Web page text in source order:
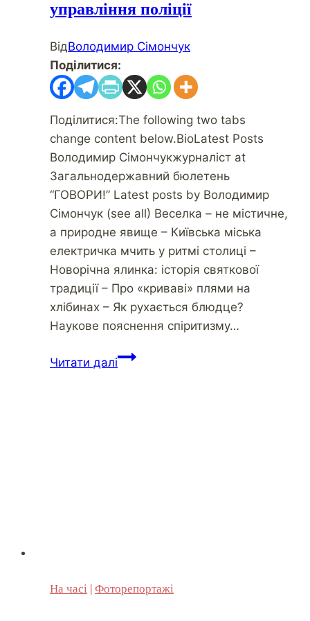
управління поліції
ВідВолодимир Сімончук
Поділитися:
Поділитися:The following two tabs
change content below.BioLatest Posts
Володимир Сімончукжурналіст at
Загальнодержавний бюлетень
“ГОВОРИ!” Latest posts by Володимир
Сімончук (see all) Веселка – не містичне,
а природне явище – Київська міська
електричка мчить у ритмі столиці –
Новорічна ялинка: історія святкової
традиції – Про «криваві» плями на
хлібинах – Як рухається блюдце?
Наукове пояснення спіритизму…
Читати даліМилицейская
На часі |Фоторепортажі